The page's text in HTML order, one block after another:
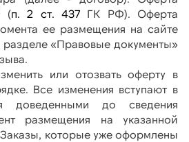
(п. 2 ст. 437 ГК РФ). Оферта
ее размещения на сайте
разделе «Правовые документы»
или отозвать оферту в
Все изменения вступают в
доведенными до сведения
размещения на указанной
которые уже оформлены